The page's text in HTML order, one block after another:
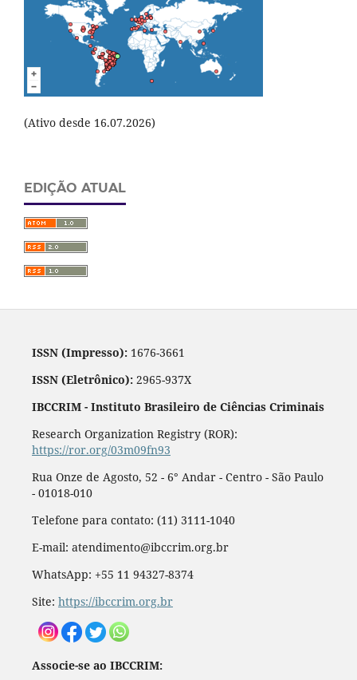
(Ativo desde 16.07.2026)
EDIÇÃO ATUAL
ISSN (Impresso):1676-3661
ISSN (Eletrônico):2965-937X
IBCCRIM - Instituto Brasileiro de Ciências Criminais
Research Organization Registry (ROR):
https://ror.org/03m09fn93
Rua Onze de Agosto, 52 - 6° Andar - Centro - São Paulo
- 01018-010
Telefone para contato: (11) 3111-1040
E-mail: atendimento@ibccrim.org.br
WhatsApp: +55 11 94327-8374
Site: https://ibccrim.org.br
Associe-se ao IBCCRIM: